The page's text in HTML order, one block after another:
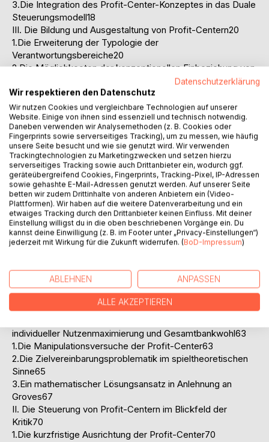
3.Die Integration des Profit-Center-Konzeptes in das Duale
Steuerungsmodell18
III. Die Bildung und Ausgestaltung von Profit-Centern20
1.Die Erweiterung der Typologie der
Verantwortungsbereiche20
2.Die Möglichkeoten der konzeptionellen Einbeziehung von
3.Die Strukturierung von Profit-Centern24
B. Die Steuerung von Profit-Centern28
I. Die Profit-Center-Rechnung29
1.Das Grundkonzept29
2.Die mögliche Erweiterung des Grundkonzeptes um
Risiko- und Eigenkapitalkosten36
3.Die Berücksichtigung von Leistungsverflechtungen39
II. Das Budgetmanagement44
1.Die Zielsetzungen und die Funktionen von Budgets44
2.Der Zielvereinbarungsprozeß47
3.Der Budgetkontrollprozeß49
III. Die Erfolgskontrolle als Führungsinstrument53
1.Die Bewertung der Zielerreichung54
dezentrale Entscheidungsträger56
3.Die erfolgsorientierten Anreizsysteme60
C. Die kritische Betrachtung der Profit-Center-Konzeption
anhand ausgewählter Problemkreise63
individueller Nutzenmaximierung und Gesamtbankwohl63
1.Die Manipulationsversuche der Profit-Center63
2.Die Zielvereinbarungsproblematik im spieltheoretischen
Sinne65
3.Ein mathematischer Lösungsansatz in Anlehnung an
Groves67
II. Die Steuerung von Profit-Centern im Blickfeld der
Kritik70
1.Die kurzfristige Ausrichtung der Profit-Center70
Datenschutzerklärung
Wir respektieren den Datenschutz
Wir nutzen Cookies und vergleichbare Technologien auf unserer
Website. Einige von ihnen sind essenziell und technisch notwendig.
Daneben verwenden wir Analysemethoden (z. B. Cookies oder
Fingerprints sowie serverseitiges Tracking), um zu messen, wie häufig
unsere Seite besucht und wie sie genutzt wird. Wir verwenden
Trackingtechnologien zu Marketingzwecken und setzen hierzu
serverseitiges Tracking sowie auch Drittanbieter ein, wodurch ggf.
geräteübergreifend Cookies, Fingerprints, Tracking-Pixel, IP-Adressen
sowie gehashte E-Mail-Adressen genutzt werden. Auf unserer Seite
betten wir zudem Drittinhalte von anderen Anbietern ein (Video-
Plattformen). Wir haben auf die weitere Datenverarbeitung und ein
etwaiges Tracking durch den Drittanbieter keinen Einfluss. Mit deiner
Einstellung willigst du in die oben beschriebenen Vorgänge ein. Du
kannst deine Einwilligung (z. B. im Footer unter „Privacy-Einstellungen“)
jederzeit mit Wirkung für die Zukunft widerrufen. (BoD-Impressum)
ABLEHNEN ANPASSEN
ALLE AKZEPTIEREN